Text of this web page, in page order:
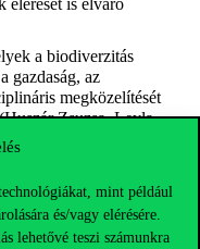
mint például
és/vagy elérésére.
lehetővé teszi számunkra
elérését is elváró
a biodiverzitás
gazdaság, az
megközelítését
Zsuzsa, Leyla
Veloso da Silva)
Kurucz Erika
hallgató segítette.